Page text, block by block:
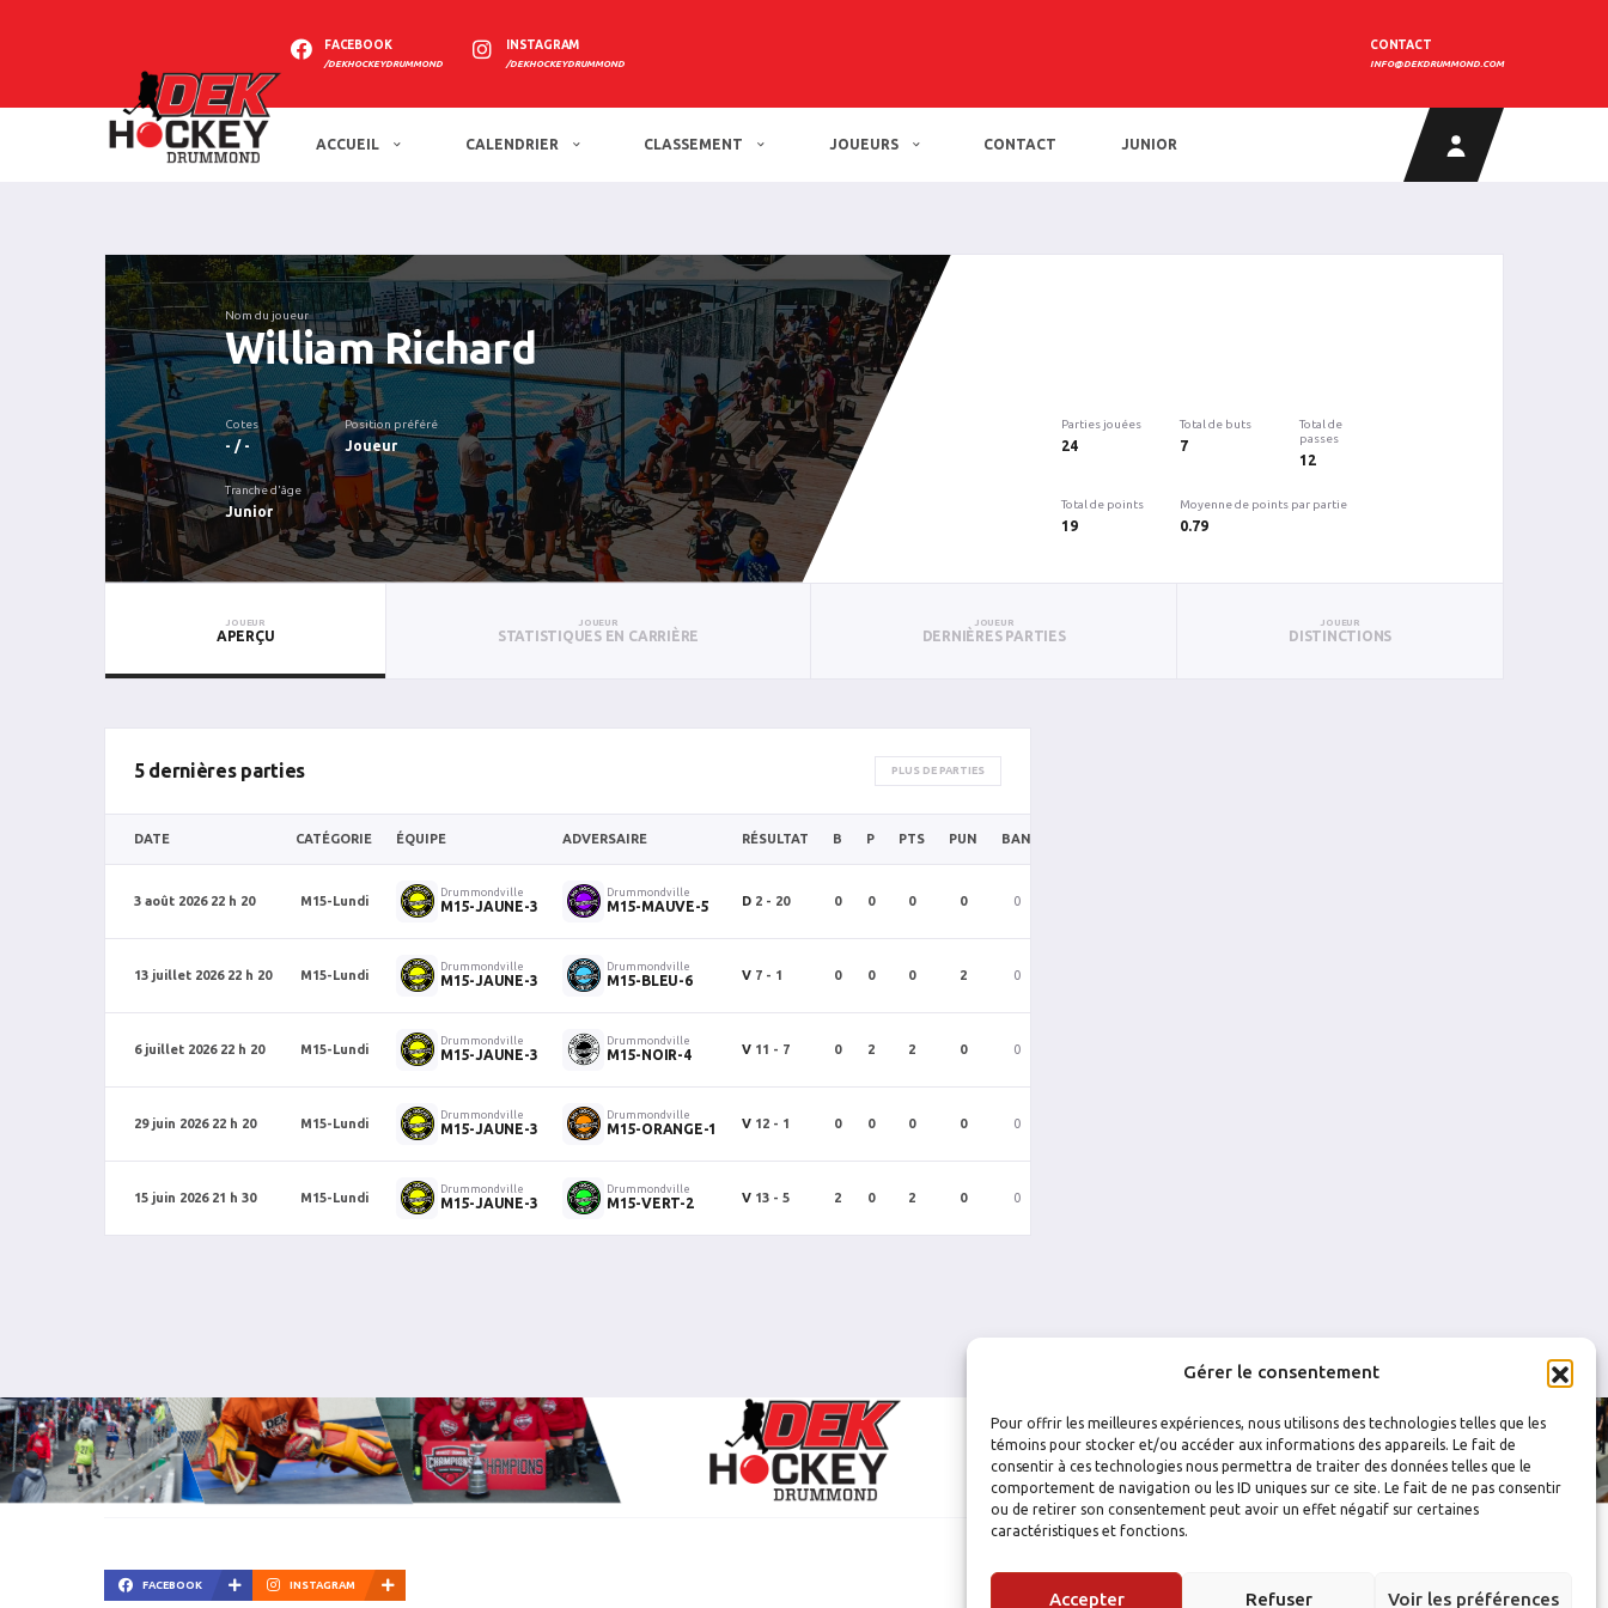
Gérer le consentement
Pour offrir les meilleures expériences, nous utilisons des technologies telles que les
témoins pour stocker et/ou accéder aux informations des appareils. Le fait de
consentir à ces technologies nous permettra de traiter des données telles que le
comportement de navigation ou les ID uniques sur ce site. Le fait de ne pas consentir
ou de retirer son consentement peut avoir un effet négatif sur certaines
caractéristiques et fonctions.
Accepter Refuser Voir les préférences
FACEBOOK
/DEKHOCKEYDRUMMOND
INSTAGRAM
/DEKHOCKEYDRUMMOND
CONTACT
INFO@DEKDRUMMOND.COM
ACCUEIL CALENDRIER CLASSEMENT JOUEURS CONTACT JUNIOR
Nom du joueur
William Richard
Cotes
- / -
Position préféré
Joueur
Tranche d'âge
Junior
Parties jouées
24
Total de buts
7
Total de
passes
12
Total de points
19
Moyenne de points par partie
0.79
JOUEUR
APERÇU
JOUEUR
STATISTIQUES EN CARRIÈRE
JOUEUR
DERNIÈRES PARTIES
JOUEUR
DISTINCTIONS
5 dernières parties PLUS DE PARTIES
DATE CATÉGORIE ÉQUIPE ADVERSAIRE RÉSULTAT B P PTS PUN BAN
3 août 2026 22 h 20 M15-Lundi
Drummondville
M15-JAUNE-3
Drummondville
M15-MAUVE-5 D 2 - 20 0 0 0 0 0
13 juillet 2026 22 h 20 M15-Lundi
Drummondville
M15-JAUNE-3
Drummondville
M15-BLEU-6 V 7 - 1 0 0 0 2 0
6 juillet 2026 22 h 20 M15-Lundi
Drummondville
M15-JAUNE-3
Drummondville
M15-NOIR-4 V 11 - 7 0 2 2 0 0
29 juin 2026 22 h 20 M15-Lundi
Drummondville
M15-JAUNE-3
Drummondville
M15-ORANGE-1 V 12 - 1 0 0 0 0 0
15 juin 2026 21 h 30 M15-Lundi
Drummondville
M15-JAUNE-3
Drummondville
M15-VERT-2 V 13 - 5 2 0 2 0 0
FACEBOOK INSTAGRAM